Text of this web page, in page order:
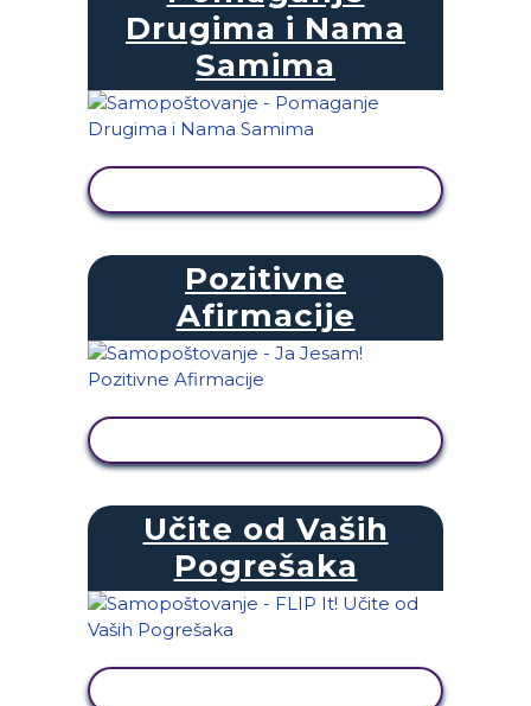
Drugima i Nama
Samima
Pozitivne
Afirmacije
Učite od Vaših
Pogrešaka